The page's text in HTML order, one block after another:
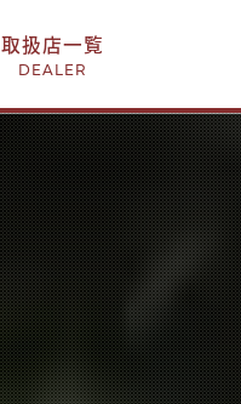
取扱店一覧
DEALER